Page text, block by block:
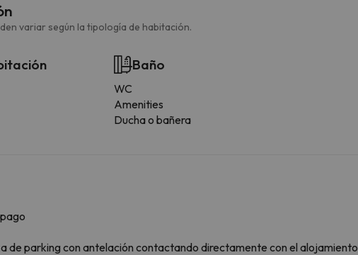
variar según la tipología de habitación.
Baño
WC
Amenities
Ducha o bañera
de parking con antelación contactando directamente con el alojamiento